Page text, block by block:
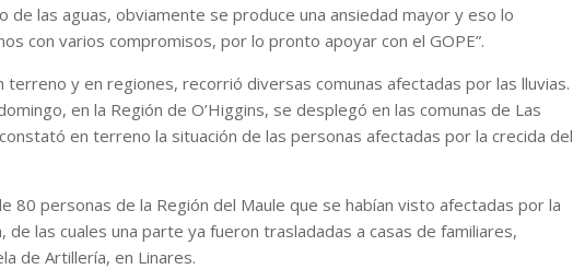
de las aguas, obviamente se produce una ansiedad mayor y eso lo
con varios compromisos, por lo pronto apoyar con el GOPE”.
y en regiones, recorrió diversas comunas afectadas por las lluvias.
en la Región de O’Higgins, se desplegó en las comunas de Las
en terreno la situación de las personas afectadas por la crecida del
80 personas de la Región del Maule que se habían visto afectadas por la
de las cuales una parte ya fueron trasladadas a casas de familiares,
de Artillería, en Linares.